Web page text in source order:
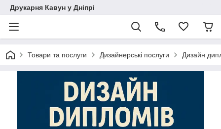
Друкарня Кавун у Дніпрі
Товари та послуги Дизайнерські послуги Дизайн